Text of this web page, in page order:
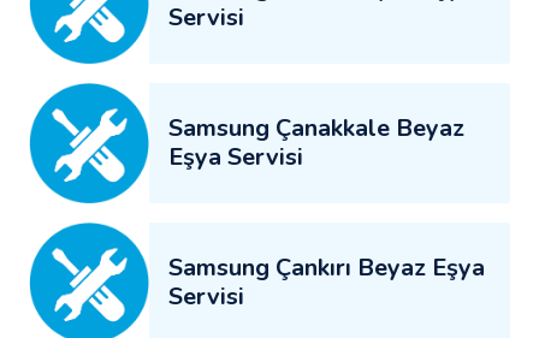
Servisi
Samsung Çanakkale Beyaz
Eşya Servisi
Samsung Çankırı Beyaz Eşya
Servisi